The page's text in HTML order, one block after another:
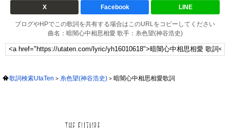
X Facebook LINE
ブログやHPでこの歌詞を共有する場合はこのURLをコピーしてください
曲名：暗闇心中相思相愛 歌手：糸色望(神谷浩史)
歌詞検索UtaTen 糸色望(神谷浩史) 暗闇心中相思相愛歌詞